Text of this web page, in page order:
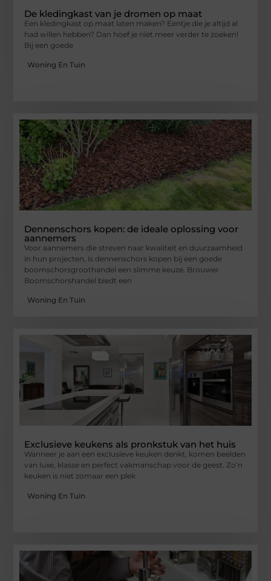
De kledingkast van je dromen op maat
Een kledingkast op maat laten maken? Eentje die je altijd al
had willen hebben? Dan hoef je niet meer verder te zoeken!
Bij een goede
Woning En Tuin
Dennenschors kopen: de ideale oplossing voor
aannemers
Voor aannemers die streven naar kwaliteit en duurzaamheid
in hun projecten, is dennenschors kopen bij een goede
boomschorsgroothandel een slimme keuze. Brouwer
Boomschorshandel biedt een
Woning En Tuin
Exclusieve keukens als pronkstuk van het huis
Wanneer je aan een exclusieve keuken denkt, komen beelden
van luxe, klasse en perfect vakmanschap voor de geest. Zo’n
keuken is niet zomaar een plek
Woning En Tuin